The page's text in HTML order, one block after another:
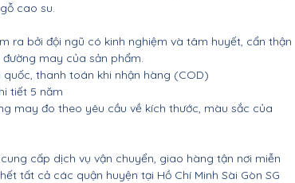
cao su.
ra bởi đội ngũ có kinh nghiệm và tâm huyết, cẩn thận
may của sản phẩm.
quốc, thanh toán khi nhận hàng (COD)
tiết 5 năm
may đo theo yêu cầu về kích thước, màu sắc của
cấp dịch vụ vận chuyển, giao hàng tận nơi miễn
tất cả các quận huyện tại Hồ Chí Minh Sài Gòn SG